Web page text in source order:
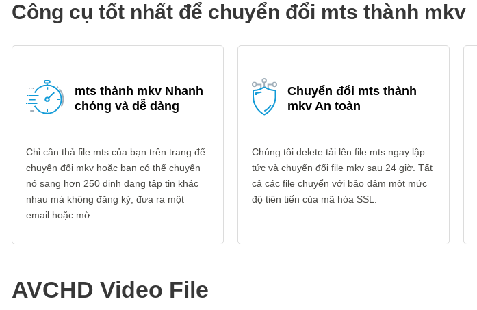
Công cụ tốt nhất để chuyển đổi mts thành mkv
mts thành mkv Nhanh
chóng và dễ dàng
Chỉ cần thả file mts của bạn trên trang để
chuyển đổi mkv hoặc bạn có thể chuyển
nó sang hơn 250 định dạng tập tin khác
nhau mà không đăng ký, đưa ra một
email hoặc mờ.
Chuyển đổi mts thành
mkv An toàn
Chúng tôi delete tải lên file mts ngay lập
tức và chuyển đổi file mkv sau 24 giờ. Tất
cả các file chuyển với bảo đảm một mức
độ tiên tiến của mã hóa SSL.
AVCHD Video File